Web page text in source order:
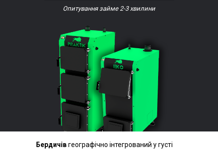
Опитування займе 2-3 хвилини
Бердичівгеографічно інтегрований у густі